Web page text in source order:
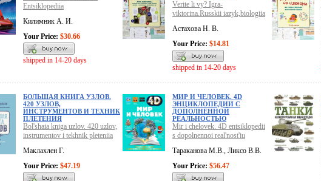
Entsiklopediia
Килимник А. И.
Your Price: $30.66
shipped in 14-20 days
Verite li vy? Igra-
viktorina.Russkii iazyk,biologiia
Астахова Н. В.
Your Price: $14.81
shipped in 14-20 days
БОЛЬШАЯ КНИГА УЗЛОВ.
420 УЗЛОВ,
ИНСТРУМЕНТОВ И ТЕХНИК
ПЛЕТЕНИЯ
Bol'shaia kniga uzlov. 420 uzlov,
instrumentov i tekhnik pleteniia
Маклахлен Г.
Your Price: $47.19
МИР И ЧЕЛОВЕК. 4D
ЭНЦИКЛОПЕДИИ С
ДОПОЛНЕННОЙ
РЕАЛЬНОСТЬЮ
Mir i chelovek. 4D entsiklopedii
s dopolnennoi real'nost'iu
Тараканова М.В., Ликсо В.В.
Your Price: $56.47